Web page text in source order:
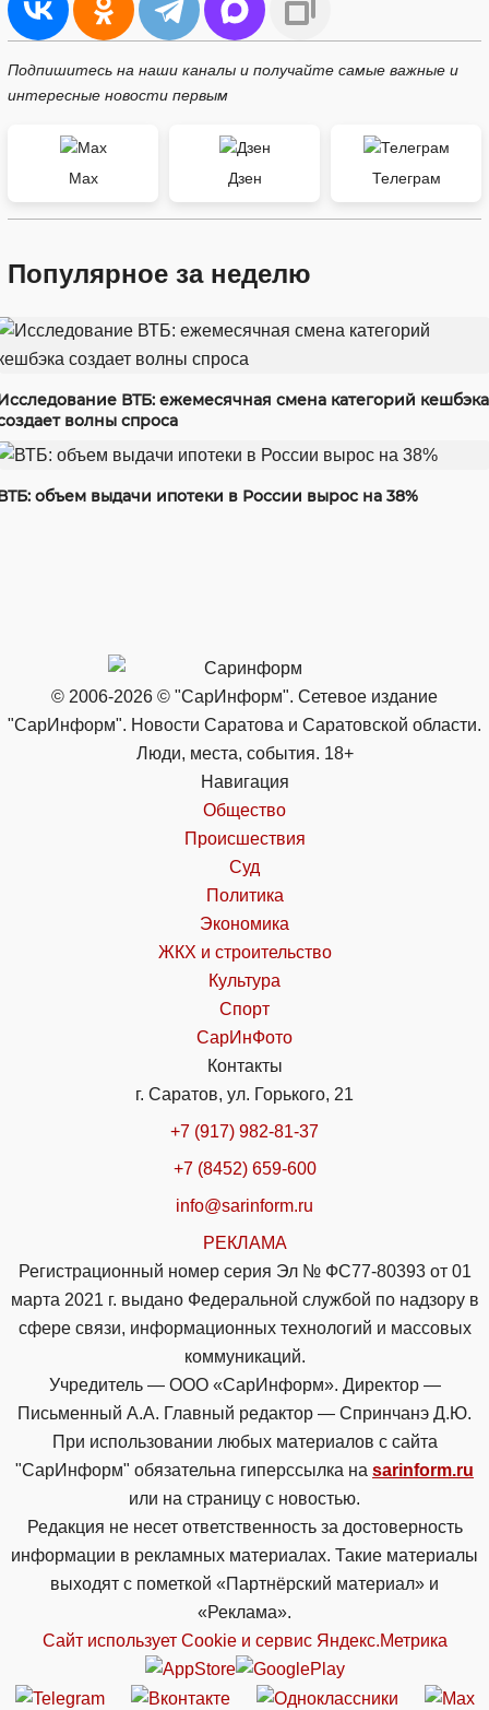
Подпишитесь на наши каналы и получайте самые важные и
интересные новости первым
Max Дзен Телеграм
Популярное за неделю
ВТБ: ежемесячная смена категорий кешбэка
волны спроса
объем выдачи ипотеки в России вырос на 38%
© 2006-2026 © "СарИнформ". Сетевое издание
"СарИнформ". Новости Саратова и Саратовской области.
Люди, места, события. 18+
Навигация
Общество
Происшествия
Суд
Политика
Экономика
ЖКХ и строительство
Культура
Спорт
СарИнФото
Контакты
г. Саратов, ул. Горького, 21
+7 (917) 982-81-37
+7 (8452) 659-600
info@sarinform.ru
РЕКЛАМА
Регистрационный номер серия Эл № ФС77-80393 от 01
марта 2021 г. выдано Федеральной службой по надзору в
сфере связи, информационных технологий и массовых
коммуникаций.
Учредитель — ООО «СарИнформ». Директор —
Письменный А.А. Главный редактор — Спринчанэ Д.Ю.
При использовании любых материалов с сайта
"СарИнформ" обязательна гиперссылка на sarinform.ru
или на страницу с новостью.
Редакция не несет ответственность за достоверность
информации в рекламных материалах. Такие материалы
выходят с пометкой «Партнёрский материал» и
«Реклама».
Сайт использует Cookie и сервиc Яндекс.Метрика